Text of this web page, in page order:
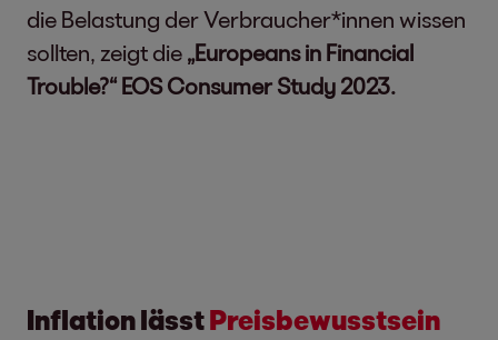
die Belastung der Verbraucher*innen wissen
sollten, zeigt die „Europeans in Financial
Trouble?“ EOS Consumer Study 2023.
Inflation lässtPreisbewusst­sein